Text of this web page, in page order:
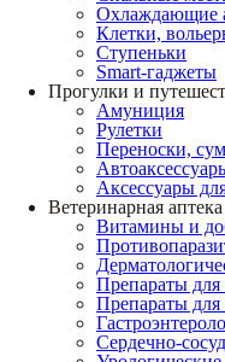
Охлаждающие
Клетки,
Ступеньки
Smart-гаджеты
Прогулки и
Амуниция
Рулетки
Переноски,
Аксессуары
Ветеринарная аптека
Витамины и
Препараты для
Препараты для
Сердечно-